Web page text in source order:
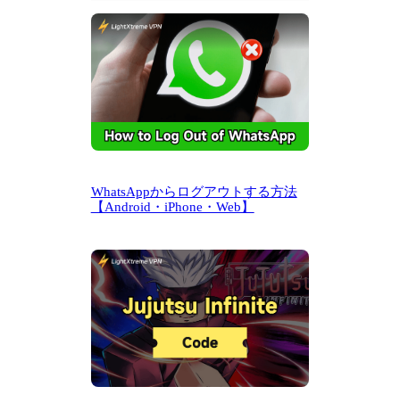
WhatsAppからログアウトする方法
【Android・iPhone・Web】